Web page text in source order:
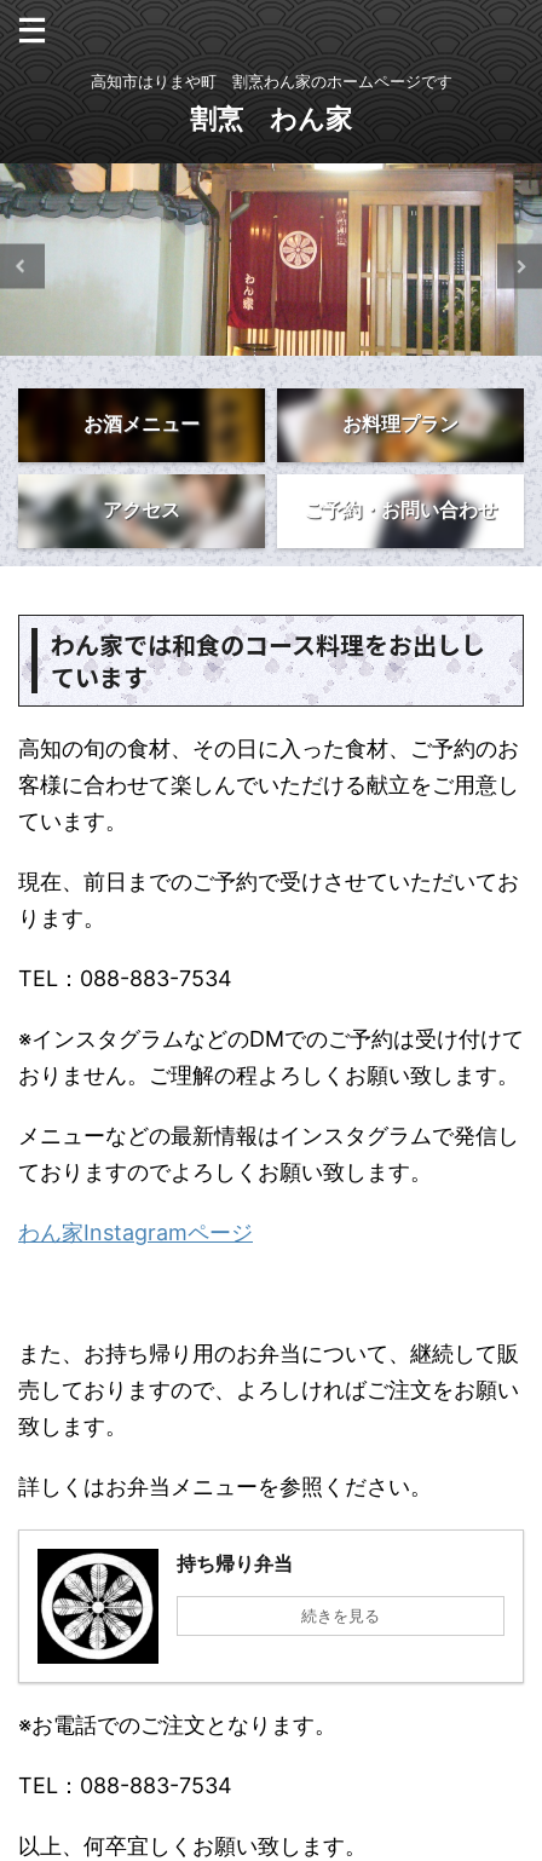
高知市はりまや町 割烹わん家のホームページです
割烹 わん家
お酒メニュー お料理プラン
アクセス ご予約・お問い合わせ
わん家では和食のコース料理をお出しし
ています
高知の旬の食材、その日に入った食材、ご予約のお
客様に合わせて楽しんでいただける献立をご用意し
ています。
現在、前日までのご予約で受けさせていただいてお
ります。
TEL：088-883-7534
※インスタグラムなどのDMでのご予約は受け付けて
おりません。ご理解の程よろしくお願い致します。
メニューなどの最新情報はインスタグラムで発信し
ておりますのでよろしくお願い致します。
わん家Instagramページ
また、お持ち帰り用のお弁当について、継続して販
売しておりますので、よろしければご注文をお願い
致します。
詳しくはお弁当メニューを参照ください。
持ち帰り弁当
続きを見る
※お電話でのご注文となります。
TEL：088-883-7534
以上、何卒宜しくお願い致します。